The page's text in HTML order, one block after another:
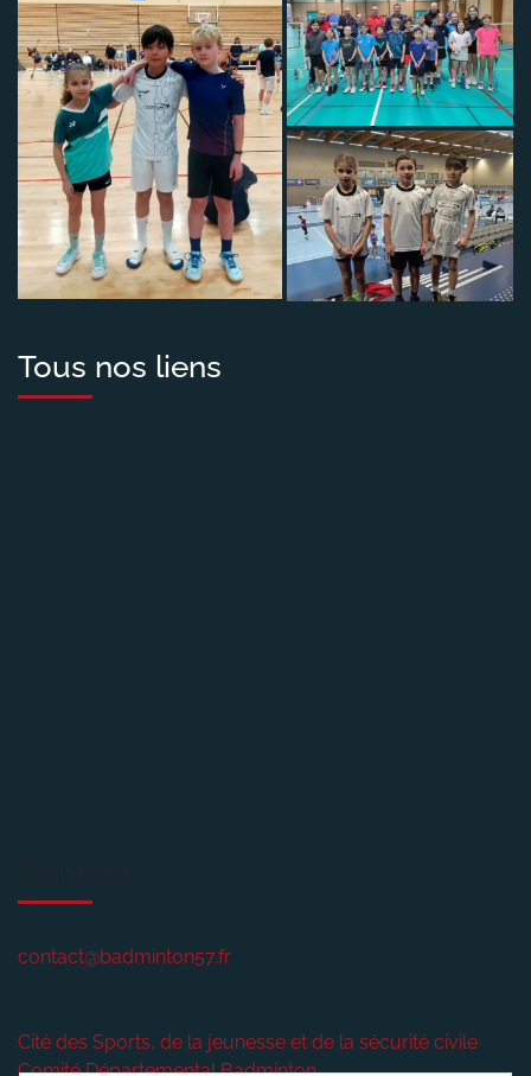
Tous nos liens
contact@badminton57.fr
Cité des Sports, de la jeunesse et de la sécurité civile
Comité Départemental Badminton